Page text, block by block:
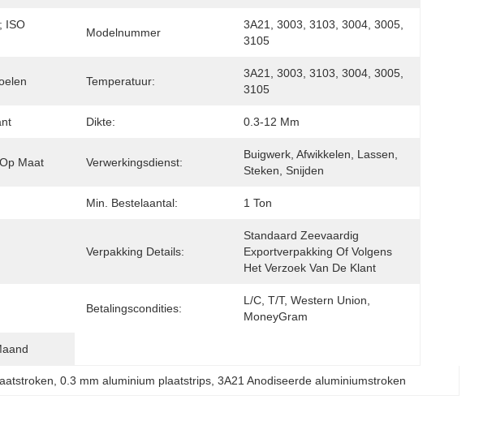
ISO
Modelnummer
3A21, 3003, 3103, 3004, 3005,
3105
Temperatuur:
3A21, 3003, 3103, 3004, 3005,
3105
Dikte: 0.3-12 Mm
Maat Verwerkingsdienst:
Buigwerk, Afwikkelen, Lassen,
Steken, Snijden
Min. Bestelaantal: 1 Ton
Verpakking Details:
Standaard Zeevaardig
Exportverpakking Of Volgens
Het Verzoek Van De Klant
Betalingscondities:
L/C, T/T, Western Union,
MoneyGram
0.3 mm aluminium plaatstrips, 3A21 Anodiseerde aluminiumstroken